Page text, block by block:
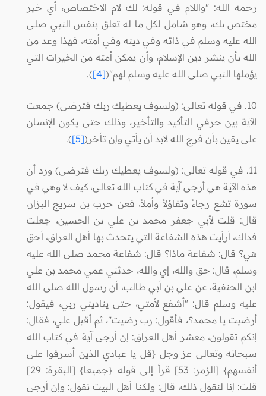
رحمه الله: "واللام في قوله: لك لام الاختصاص، أي خير
مختص بك، وهو شامل لكل ما له تعلق بنفس النبي صلى
الله عليه وسلم في ذاته وفي دينه وفي أمته، فهذا وعد من
الله بأن ينشر دين الإسلام، وأن يمكن أمته من الخيرات التي
يؤملها النبي صلى الله عليه وسلم لهم"([4]
).
10. في قوله تعالى: (ولسوف يعطيك ربك فترضى) جمعت
الآية بين حرفي التأكيد والتأخير، وذلك حتى يكون الإنسان
على يقين بأن فرج الله لابد أن يأتي وإن تأخر([5]
).
11. في قوله تعالى: (ولسوف يعطيك ربك فترضى) ورد أن
هذه الآية هي أرجى آية في كتاب الله تعالى، كيف لا وهي في
سورة تشع رجاءً وتفاؤلاً وأملاً، فعن حرب بن سريج البزار،
قال: قلت لأبي جعفر محمد بن علي بن الحسين، جعلت
فداك، أرأيت هذه الشفاعة التي يتحدث بها أهل العراق، أحق
هي؟ قال: شفاعة ماذا؟ قال: شفاعة محمد صلى الله عليه
وسلم، قال: حق والله، إي والله، حدثني عمي محمد بن علي
ابن الحنفية، عن علي بن أبي طالب، أن رسول الله صلى الله
عليه وسلم قال: "أشفع لأمتي، حتى يناديني ربي، فيقول:
أرضيت يا محمد؟، فأقول: رب رضيت"، ثم أقبل علي، فقال:
إنكم تقولون، معشر أهل العراق: إن أرجى آية في كتاب الله
سبحانه وتعالى عز وجل {قل يا عبادي الذين أسرفوا على
أنفسهم} [الزمر: 53] قرأ إلى قوله {جميعا} [البقرة: 29]
قلت: إنا لنقول ذلك، قال: ولكنا أهل البيت نقول: وإن أرجى